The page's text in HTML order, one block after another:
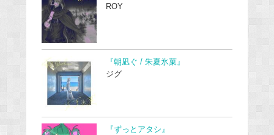
ROY
『朝凪ぐ / 朱夏氷菓』
ジグ
『ずっとアタシ』